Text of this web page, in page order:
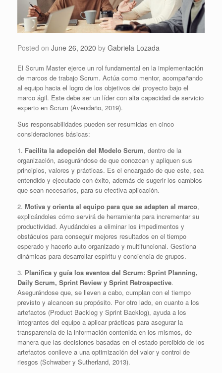
Posted on June 26, 2020 by Gabriela Lozada
El Scrum Master ejerce un rol fundamental en la implementación
de marcos de trabajo Scrum. Actúa como mentor, acompañando
al equipo hacia el logro de los objetivos del proyecto bajo el
marco ágil. Este debe ser un líder con alta capacidad de servicio
experto en Scrum (Avendaño, 2019).
Sus responsabilidades pueden ser resumidas en cinco
consideraciones básicas:
1. Facilita la adopción del Modelo Scrum, dentro de la
organización, asegurándose de que conozcan y apliquen sus
principios, valores y prácticas. Es el encargado de que este, sea
entendido y ejecutado con éxito, además de sugerir los cambios
que sean necesarios, para su efectiva aplicación.
2. Motiva y orienta al equipo para que se adapten al marco,
explicándoles cómo servirá de herramienta para incrementar su
productividad. Ayudándoles a eliminar los impedimentos y
obstáculos para conseguir mejores resultados en el tiempo
esperado y hacerlo auto organizado y multifuncional. Gestiona
dinámicas para desarrollar espíritu y conciencia de grupos.
3. Planifica y guía los eventos del Scrum: Sprint Planning,
Daily Scrum, Sprint Review y Sprint Retrospective.
Asegurándose que, se lleven a cabo, cumplan con el tiempo
previsto y alcancen su propósito. Por otro lado, en cuanto a los
artefactos (Product Backlog y Sprint Backlog), ayuda a los
integrantes del equipo a aplicar prácticas para asegurar la
transparencia de la información contenida en los mismos, de
manera que las decisiones basadas en el estado percibido de los
artefactos conlleve a una optimización del valor y control de
riesgos (Schwaber y Sutherland, 2013).